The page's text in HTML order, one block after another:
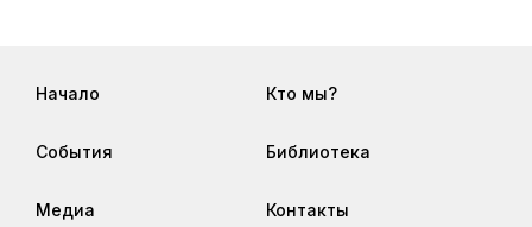
Начало Кто мы?
События Библиотека
Медиа Контакты